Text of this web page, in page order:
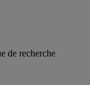
de recherche